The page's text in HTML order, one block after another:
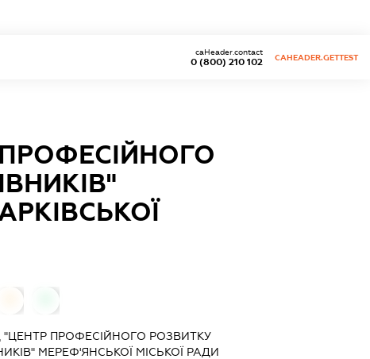
0 (800) 210 102
caHeader.contact
CAHEADER.GETTEST
ПРОФЕСІЙНОГО РОЗВИТКУ
МЕРЕФ'ЯНСЬКОЇ МІСЬКОЇ РАДИ